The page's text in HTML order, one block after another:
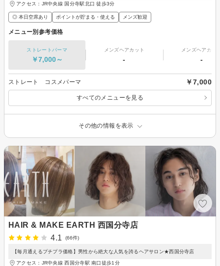
アクセス：JR中央線 国分寺駅北口 徒歩3分
◎ 本日空席あり ポイントが貯まる・使える メンズ歓迎
メニュー別参考価格
ストレートパーマ
￥7,000～
メンズヘアカット
-
メンズヘアカラ
-
ストレート コスメパーマ ￥7,000
すべてのメニューを見る
その他の情報を表示
HAIR & MAKE EARTH 西国分寺店
4.1
(66件)
【毎月通えるプチプラ価格】男性から絶大な人気を誇るヘアサロン★西国分寺店
アクセス：JR中央線 西国分寺駅 南口徒歩1分